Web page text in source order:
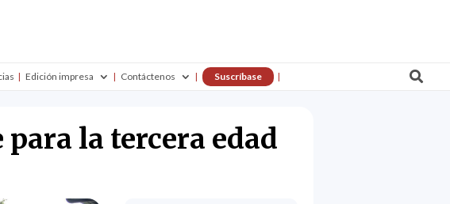
Edición impresa Contáctenos Suscríbase 
la tercera edad